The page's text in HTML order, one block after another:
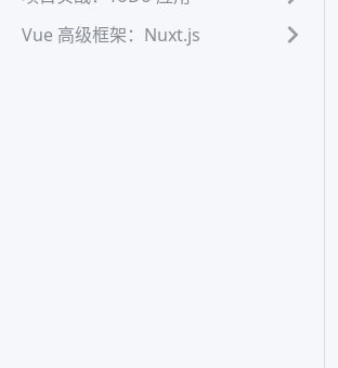
Vue 高级框架：Nuxt.js